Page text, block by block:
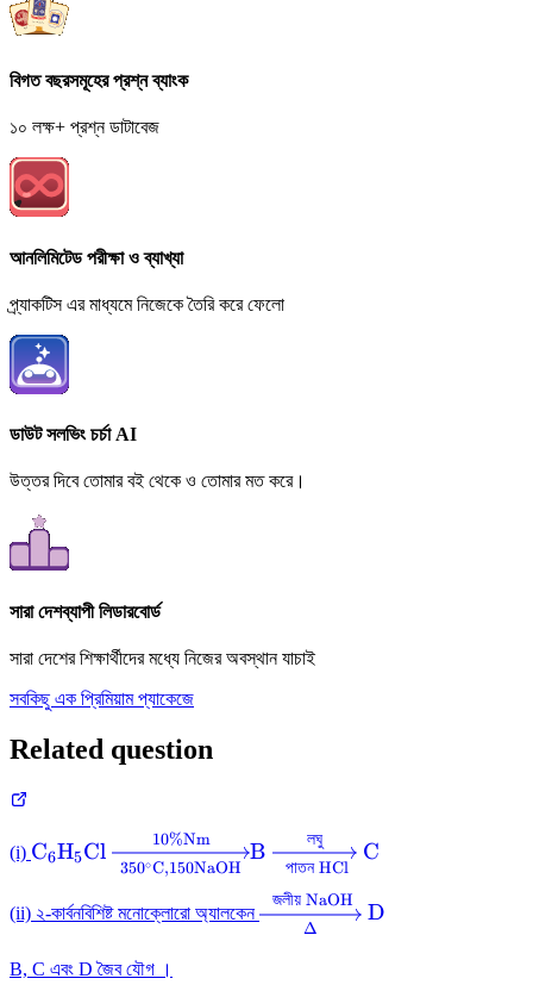
বিগত বছরসমূহের প্রশ্ন ব্যাংক
১০ লক্ষ+ প্রশ্ন ডাটাবেজ
আনলিমিটেড পরীক্ষা ও ব্যাখ্যা
প্র্যাকটিস এর মাধ্যমে নিজেকে তৈরি করে ফেলো
ডাউট সলভিং চর্চা AI
উত্তর দিবে তোমার বই থেকে ও তোমার মত করে।
সারা দেশব্যাপী লিডারবোর্ড
সারা দেশের শিক্ষার্থীদের মধ্যে নিজের অবস্থান যাচাই
সবকিছু এক প্রিমিয়াম প্যাকেজে
Related question
(i) \mathrm{C}_{6}
\mathrm{H}_{5}
\mathrm{Cl}
\xrightarrow[350^{\circ}
\mathrm{C}, 150
\mathrm{NaOH}]{{10
C6H5Cl 10%Nm
350∘C,150NaOH
\mathrm{B}
\xrightarrow[\text
{ পাতন }
\mathrm{HCl}]
B
লঘু
পাতন HCl
C
(ii) ২-কার্বনবিশিষ্ট মনোক্লোরো অ্যালকেন\xrightarrow[\Delta]
{\text { জলীয় }
জলীয় NaOH
Δ
D
B, C এবং D জৈব যৌগ ।